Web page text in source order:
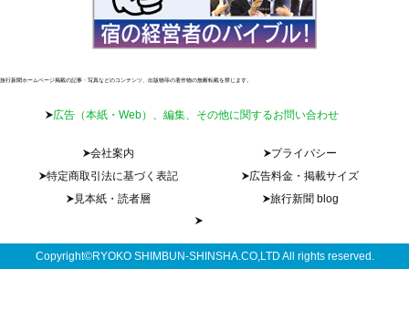
旅行新聞ホームページ掲載の記事・写真などのコンテンツ、出版物等の著作物の無断転載を禁じます。
広告（本紙・Web）、編集、その他に関するお問い合わせ
会社案内
プライバシー
特定商取引法に基づく表記
広告料金・掲載サイズ
見本紙・読者層
旅行新聞 blog
Copyright©RYOKO SHIMBUN-SHINSHA.CO,LTD All rights reserved.